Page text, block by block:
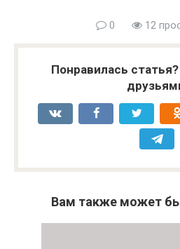
0 12
Понравилась
Вам также может